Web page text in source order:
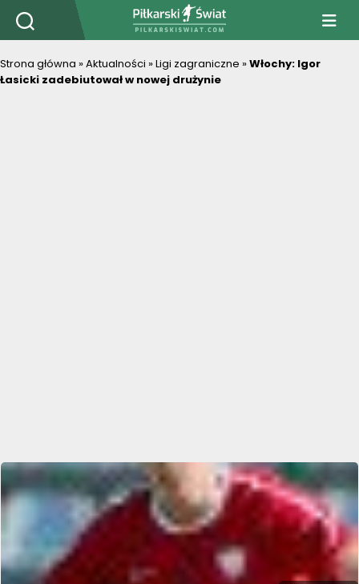
PiłkarskiSwiat.com
Strona główna »Aktualności »Ligi zagraniczne »Włochy: Igor
Łasicki zadebiutował w nowej drużynie